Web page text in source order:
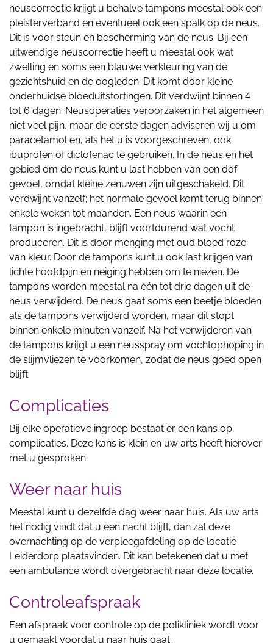
neuscorrectie krijgt u behalve tampons meestal ook een
pleisterverband en eventueel ook een spalk op de neus.
Dit is voor steun en bescherming van de neus. Bij een
uitwendige neuscorrectie heeft u meestal ook wat
zwelling en soms een blauwe verkleuring van de
gezichtshuid en de oogleden. Dit komt door kleine
onderhuidse bloeduitstortingen. Dit verdwijnt binnen 4
tot 6 dagen. Neusoperaties veroorzaken in het algemeen
niet veel pijn, maar de eerste dagen adviseren wij u om
paracetamol en, als het u is voorgeschreven, ook
ibuprofen of diclofenac te gebruiken. In de neus en het
gebied om de neus kunt u last hebben van een dof
gevoel, omdat kleine zenuwen zijn uitgeschakeld. Dit
verdwijnt vanzelf; het normale gevoel komt terug binnen
enkele weken tot maanden. Een neus waarin een
tampon is ingebracht, blijft voortdurend wat vocht
produceren. Dit is door menging met oud bloed roze
van kleur. Door de tampons kunt u ook last krijgen van
lichte hoofdpijn en neiging hebben om te niezen. De
tampons worden meestal na één tot drie dagen uit de
neus verwijderd. De neus gaat soms een beetje bloeden
als de tampons verwijderd worden, maar dit stopt
binnen enkele minuten vanzelf. Na het verwijderen van
de tampons krijgt u een neusspray om vochtophoping in
de slijmvliezen te voorkomen, zodat de neus goed open
blijft.
Complicaties
Bij elke operatieve ingreep bestaat er een kans op
complicaties. Deze kans is klein en uw arts heeft hierover
met u gesproken.
Weer naar huis
Meestal kunt u dezelfde dag weer naar huis. Als uw arts
het nodig vindt dat u een nacht blijft, dan zal deze
overnachting op de verpleegafdeling op de locatie
Leiderdorp plaatsvinden. Dit kan betekenen dat u met
een ambulance wordt overgebracht naar deze locatie.
Controleafspraak
Een afspraak voor controle op de polikliniek wordt voor
u gemaakt voordat u naar huis gaat.